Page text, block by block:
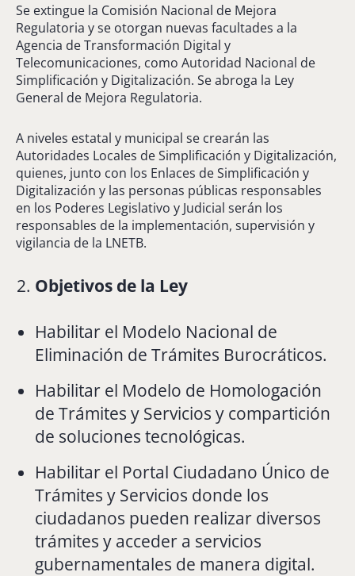
Se extingue la Comisión Nacional de Mejora
Regulatoria y se otorgan nuevas facultades a la
Agencia de Transformación Digital y
Telecomunicaciones, como Autoridad Nacional de
Simplificación y Digitalización. Se abroga la Ley
General de Mejora Regulatoria.
A niveles estatal y municipal se crearán las
Autoridades Locales de Simplificación y Digitalización,
quienes, junto con los Enlaces de Simplificación y
Digitalización y las personas públicas responsables
en los Poderes Legislativo y Judicial serán los
responsables de la implementación, supervisión y
vigilancia de la LNETB.
Objetivos de la Ley
Habilitar el Modelo Nacional de
Eliminación de Trámites Burocráticos.
Habilitar el Modelo de Homologación
de Trámites y Servicios y compartición
de soluciones tecnológicas.
Habilitar el Portal Ciudadano Único de
Trámites y Servicios donde los
ciudadanos pueden realizar diversos
trámites y acceder a servicios
gubernamentales de manera digital.